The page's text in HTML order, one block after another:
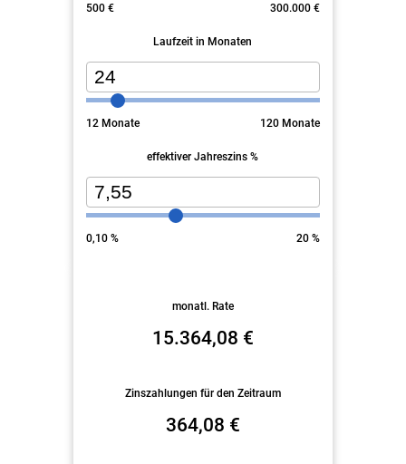
500€ 300.000 €
Laufzeit in Monaten
12 Monate 120 Monate
effektiver Jahreszins %
0,10% 20 %
monatl. Rate
15.364,08 €
Zinszahlungen für den Zeitraum
364,08 €